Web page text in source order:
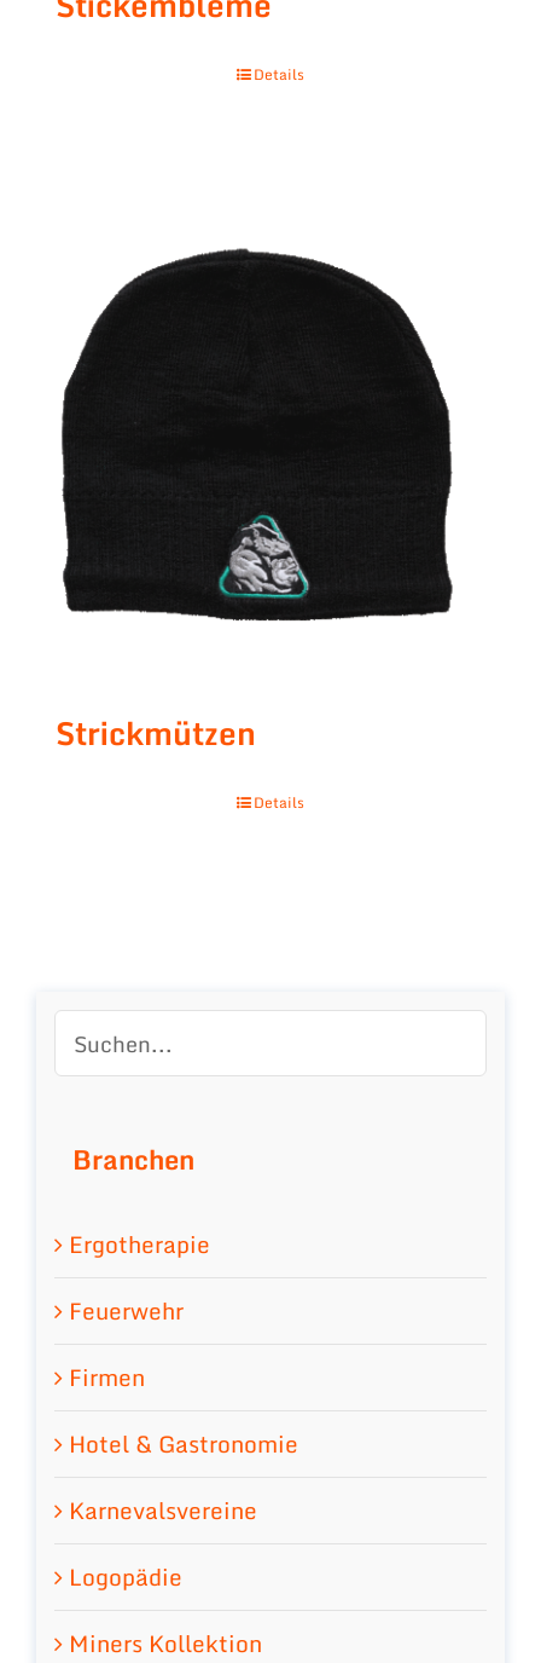
Details
Strickmützen
Details
Branchen
Ergotherapie
Feuerwehr
Firmen
Hotel & Gastronomie
Karnevalsvereine
Logopädie
Miners Kollektion